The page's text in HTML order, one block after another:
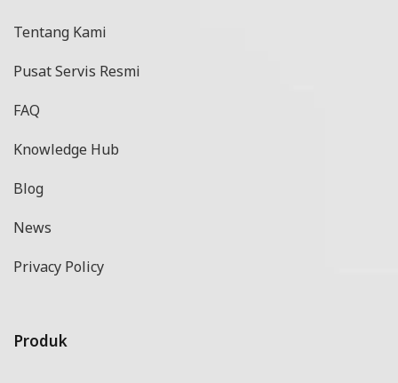
Tentang Kami
Pusat Servis Resmi
FAQ
Knowledge Hub
Blog
News
Privacy Policy
Produk